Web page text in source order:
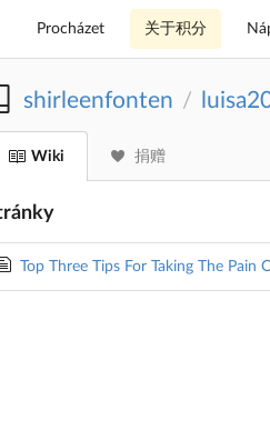
Procházet 关于积分
shirleenfonten /
Wiki 捐赠
Top Three Tips For Taking The Pain